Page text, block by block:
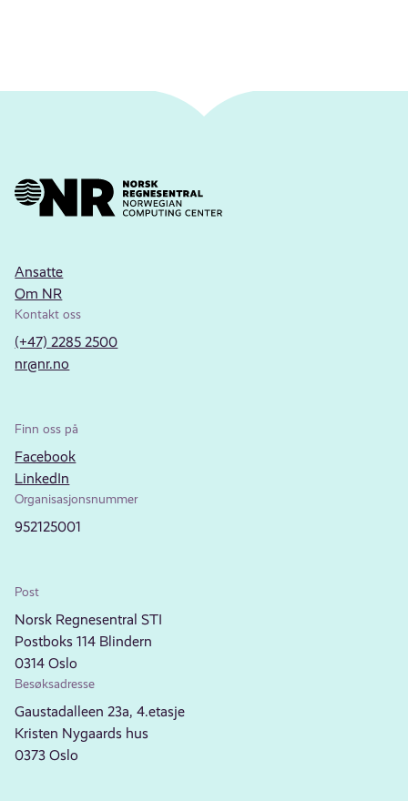
Ansatte
Om NR
Kontakt oss
(+47) 2285 2500
nr@nr.no
Finn oss på
Facebook
LinkedIn
Organisasjonsnummer
952125001
Post
Norsk Regnesentral STI
Postboks 114 Blindern
0314 Oslo
Besøksadresse
Gaustadalleen 23a, 4.etasje
Kristen Nygaards hus
0373 Oslo